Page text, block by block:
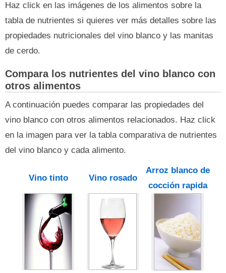
Haz click en las imágenes de los alimentos sobre la
tabla de nutrientes si quieres ver más detalles sobre las
propiedades nutricionales del vino blanco y las manitas
de cerdo.
Compara los nutrientes del vino blanco con
otros alimentos
A continuación puedes comparar las propiedades del
vino blanco con otros alimentos relacionados. Haz click
en la imagen para ver la tabla comparativa de nutrientes
del vino blanco y cada alimento.
Vino tinto Vino rosado
Arroz blanco de
cocción rapida